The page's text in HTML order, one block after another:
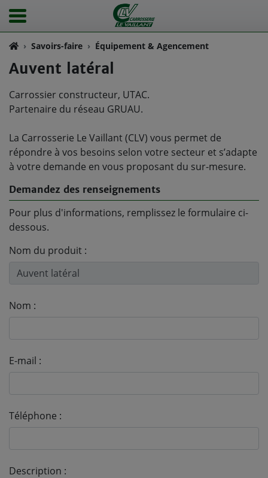
Savoirs-faire Équipement & Agencement
Auvent latéral
Carrossier constructeur, UTAC.
Partenaire du réseau GRUAU.
La Carrosserie Le Vaillant (CLV) vous permet de
répondre à vos besoins selon votre secteur et s’adapte
à votre demande en vous proposant du sur-mesure.
Demandez des renseignements
Pour plus d'informations, remplissez le formulaire ci-
dessous.
Nom du produit :
Nom :
E-mail :
Téléphone :
Description :